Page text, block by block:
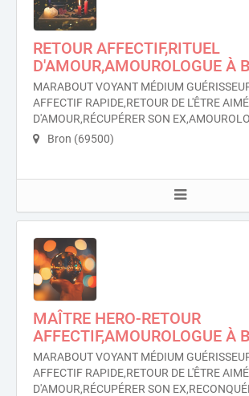
RETOUR AFFECTIF,RITUEL
D'AMOUR,AMOUROLOGUE À
MARABOUT VOYANT MÉDIUM
AFFECTIF RAPIDE,RETOUR DE L'ÊTRE
D'AMOUR,RÉCUPÉRER SON
Bron (69500)
MAÎTRE HERO-RETOUR
AFFECTIF,AMOUROLOGUE À
MARABOUT VOYANT MÉDIUM
AFFECTIF RAPIDE,RETOUR DE L'ÊTRE
D'AMOUR,RÉCUPÉRER SON